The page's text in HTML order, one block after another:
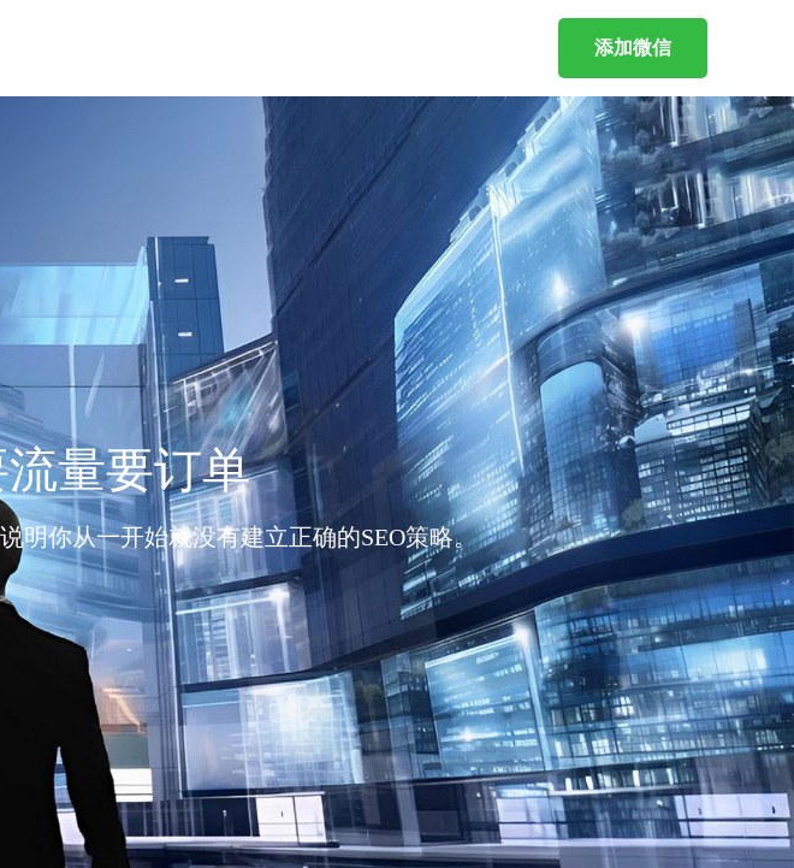
添加微信
量要订单
明你从一开始就没有建立正确的SEO策略。